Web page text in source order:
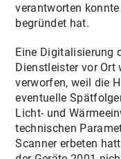
verantworten
begründet hat.
Eine Digitalisierung
Dienstleister vor
verworfen, weil die
eventuelle
Licht- und
technischen
Scanner erbeten